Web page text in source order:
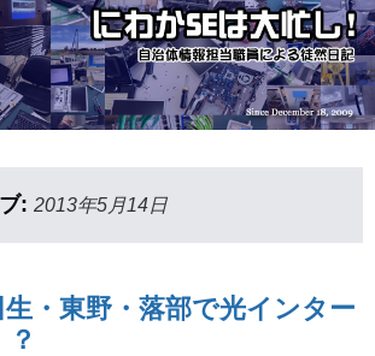
: 2013年5月14日
生・東野・落部で光インター